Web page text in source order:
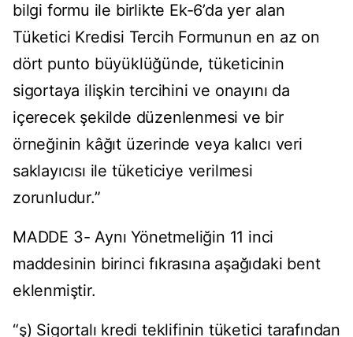
bilgi formu ile birlikte Ek-6’da yer alan
Tüketici Kredisi Tercih Formunun en az on
dört punto büyüklüğünde, tüketicinin
sigortaya ilişkin tercihini ve onayını da
içerecek şekilde düzenlenmesi ve bir
örneğinin kâğıt üzerinde veya kalıcı veri
saklayıcısı ile tüketiciye verilmesi
zorunludur.”
MADDE 3- Aynı Yönetmeliğin 11 inci
maddesinin birinci fıkrasına aşağıdaki bent
eklenmiştir.
“ş) Sigortalı kredi teklifinin tüketici tarafından